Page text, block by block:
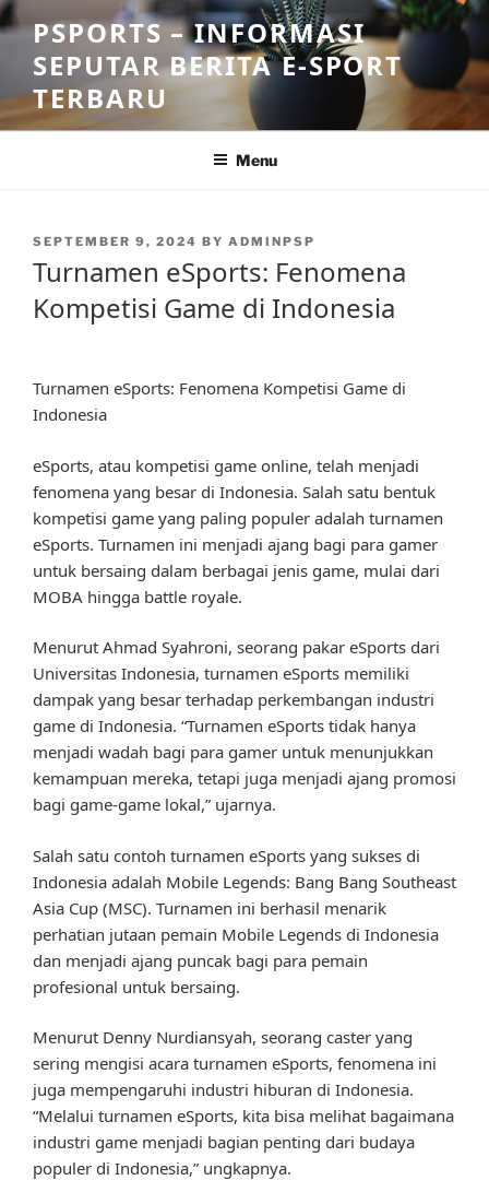
Skip
to
content
PSPORTS – INFORMASI
SEPUTAR BERITA E-SPORT
TERBARU
Menu
POSTED
SEPTEMBER 9, 2024 BY ADMINPSP
Turnamen eSports: Fenomena
Kompetisi Game di Indonesia
Turnamen eSports: Fenomena Kompetisi Game di
Indonesia
eSports, atau kompetisi game online, telah menjadi
fenomena yang besar di Indonesia. Salah satu bentuk
kompetisi game yang paling populer adalah turnamen
eSports. Turnamen ini menjadi ajang bagi para gamer
untuk bersaing dalam berbagai jenis game, mulai dari
MOBA hingga battle royale.
Menurut Ahmad Syahroni, seorang pakar eSports dari
Universitas Indonesia, turnamen eSports memiliki
dampak yang besar terhadap perkembangan industri
game di Indonesia. “Turnamen eSports tidak hanya
menjadi wadah bagi para gamer untuk menunjukkan
kemampuan mereka, tetapi juga menjadi ajang promosi
bagi game-game lokal,” ujarnya.
Salah satu contoh turnamen eSports yang sukses di
Indonesia adalah Mobile Legends: Bang Bang Southeast
Asia Cup (MSC). Turnamen ini berhasil menarik
perhatian jutaan pemain Mobile Legends di Indonesia
dan menjadi ajang puncak bagi para pemain
profesional untuk bersaing.
Menurut Denny Nurdiansyah, seorang caster yang
sering mengisi acara turnamen eSports, fenomena ini
juga mempengaruhi industri hiburan di Indonesia.
“Melalui turnamen eSports, kita bisa melihat bagaimana
industri game menjadi bagian penting dari budaya
populer di Indonesia,” ungkapnya.